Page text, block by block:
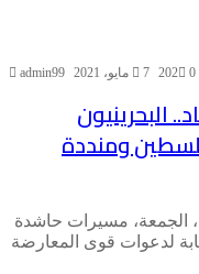
admin99 7 مايو، 2021 0
202
البحرينيون
ومنددة
الجمعة، مسيرات حاشدة
لدعوات قوى المعارضة